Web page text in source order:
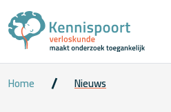
Home Nieuws